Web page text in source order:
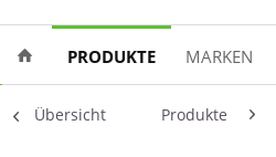
PRODUKTE MARKEN
Übersicht Produkte